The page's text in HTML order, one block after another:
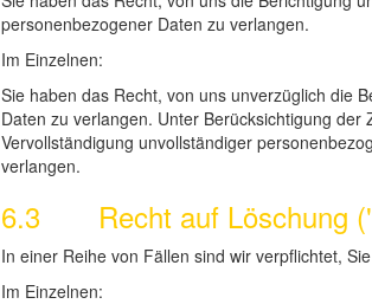
personenbezogener Daten zu verlangen.
Im Einzelnen:
Sie haben das Recht, von uns unverzüglich die
Daten zu verlangen. Unter Berücksichtigung
Vervollständigung unvollständiger
verlangen.
6.3 Recht auf Löschung
In einer Reihe von Fällen sind wir verpflichtet,
Im Einzelnen: